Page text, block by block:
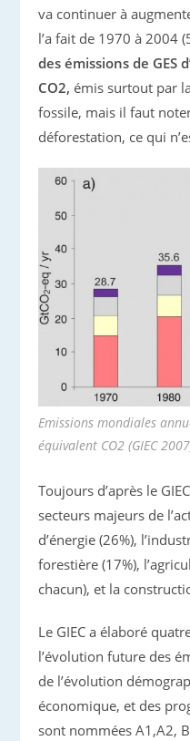
va continuer à
l’a fait de 1970 à 2004
des émissions de GES
CO2, émis surtout par
fossile, mais il faut
déforestation, ce qui
Emissions mondiales
équivalent CO2 (GIEC
Toujours d’après le
secteurs majeurs de
d’énergie (26%),
forestière (17%),
chacun), et la
Le GIEC a élaboré
l’évolution future des
de l’évolution
économique, et des
sont nommées A1,A2,